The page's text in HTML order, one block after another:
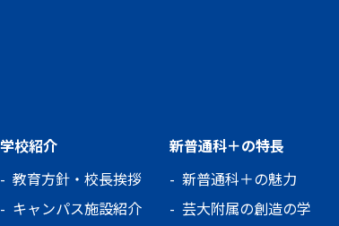
学校紹介
教育方針・校長挨拶
キャンパス施設紹介
新普通科＋の特長
新普通科＋の魅力
芸大附属の創造の学